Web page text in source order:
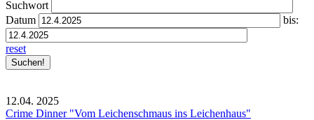
Suchwort
Datum
bis:
reset
12.04. 2025
Crime Dinner "Vom Leichenschmaus ins Leichenhaus"